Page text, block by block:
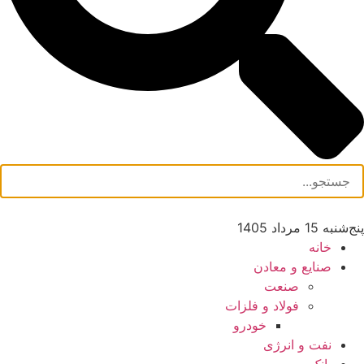
پنج‌شنبه 15 مرداد 1405
خانه
صنایع و معادن
صنعت
فولاد و فلزات
خودرو
نفت و انرژی